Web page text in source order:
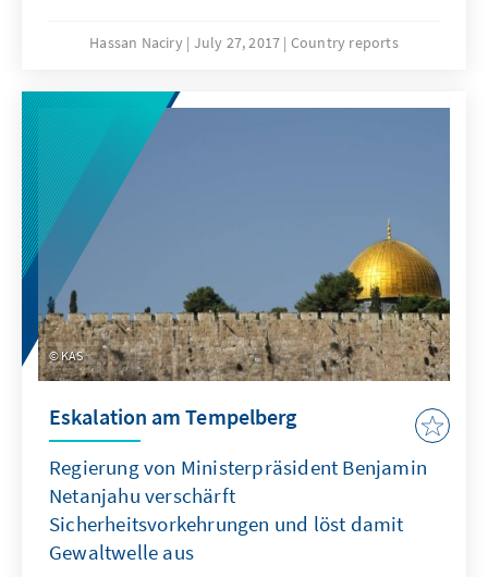
140 milliards de m3 de pluviométrie annuelle.
chutes de pluie annuelles diffèrent très
largement en fonction des années de
sècheresse, dont souffre particulièrement le
Maroc.
Hassan Naciry July 27, 2017 Country reports
KAS
Eskalation am Tempelberg
Regierung von Ministerpräsident Benjamin
Netanjahu verschärft
Sicherheitsvorkehrungen und löst damit
Gewaltwelle aus